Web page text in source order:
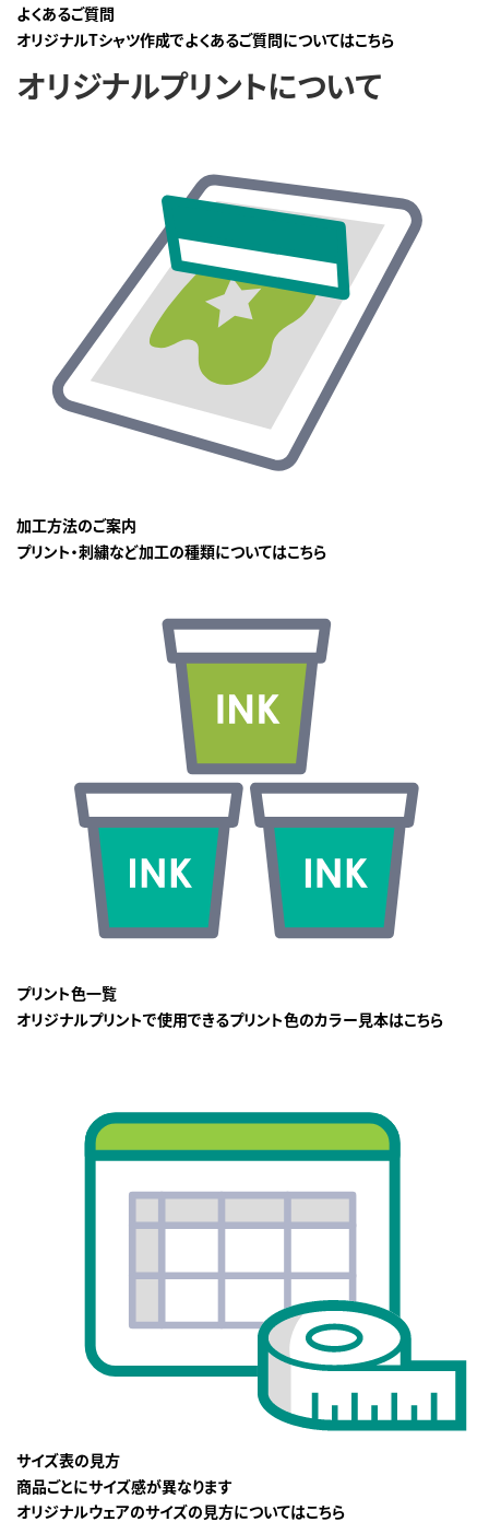
よくあるご質問
オリジナルTシャツ作成でよくあるご質問についてはこちら
オリジナルプリントについて
加工方法のご案内
プリント・刺繍など加工の種類についてはこちら
プリント色一覧
オリジナルプリントで使用できるプリント色のカラー見本はこちら
サイズ表の見方
商品ごとにサイズ感が異なります
オリジナルウェアのサイズの見方についてはこちら